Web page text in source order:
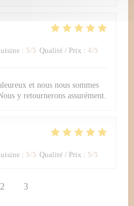
: 5/5 Qualité / Prix : 4/5
et nous nous sommes
y retournerons assurément.
: 5/5 Qualité / Prix : 5/5
2 3